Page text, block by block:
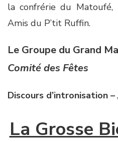
la confrérie du Matoufé,
Amis du P’tit Ruffin.
Le Groupe du Grand
Comité des Fêtes
Discours d’intronisation –
La Grosse